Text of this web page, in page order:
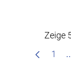
Zeige
1